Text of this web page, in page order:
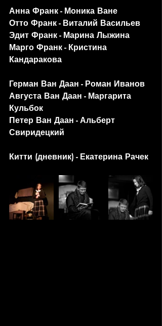
Анна Франк - Моника Ване
Отто Франк - Виталий Васильев
Эдит Франк - Марина Лыжина
Марго Франк - Кристина
Кандаракова
Герман Ван Даан - Роман Иванов
Августа Ван Даан - Маргарита
Кульбок
Петер Ван Даан - Альберт
Свиридецкий
Китти (дневник) - Екатерина Рачек